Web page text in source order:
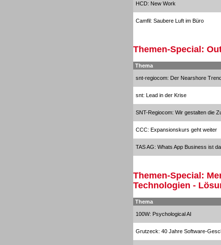
HCD: New Work
Camfil: Saubere Luft im Büro
Themen-Special:
Thema
snt-regiocom: Der Nearshore
snt: Lead in der Krise
SNT-Regiocom: Wir gestalten die
CCC: Expansionskurs geht weiter
TAS AG: Whats App Business ist da
Themen-Special:
Technologien -
Thema
100W: Psychological AI
Grutzeck: 40 Jahre Software-